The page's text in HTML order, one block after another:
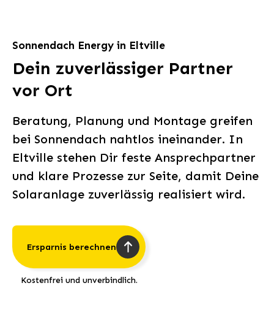
Sonnendach Energy in Eltville
Dein zuverlässiger Partner
vor Ort
Beratung, Planung und Montage greifen
bei Sonnendach nahtlos ineinander. In
Eltville stehen Dir feste Ansprechpartner
und klare Prozesse zur Seite, damit Deine
Solaranlage zuverlässig realisiert wird.
Ersparnis berechnen
Kostenfrei und unverbindlich.